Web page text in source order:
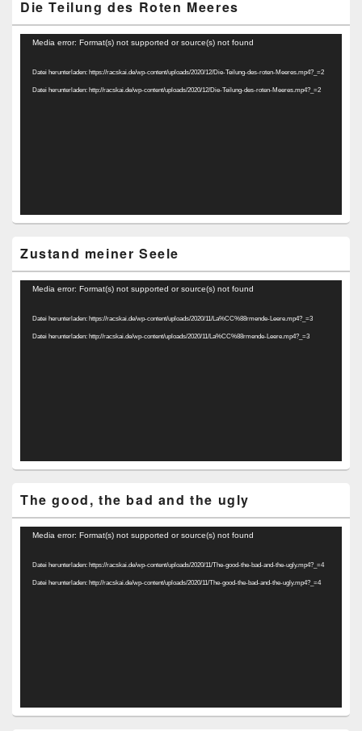
Die Teilung des Roten Meeres
Video-
Media error: Format(s) not supported or source(s) not found
Datei herunterladen: https://racskai.de/wp-content/uploads/2020/12/Die-Teilung-des-roten-Meeres.mp4?_=2
Datei herunterladen: http://racskai.de/wp-content/uploads/2020/12/Die-Teilung-des-roten-Meeres.mp4?_=2
Zustand meiner Seele
Video-
Media error: Format(s) not supported or source(s) not found
Datei herunterladen: https://racskai.de/wp-content/uploads/2020/11/La%CC%88rmende-Leere.mp4?_=3
Datei herunterladen: http://racskai.de/wp-content/uploads/2020/11/La%CC%88rmende-Leere.mp4?_=3
The good, the bad and the ugly
Video-
Media error: Format(s) not supported or source(s) not found
Datei herunterladen: https://racskai.de/wp-content/uploads/2020/11/The-good-the-bad-and-the-ugly.mp4?_=4
Datei herunterladen: http://racskai.de/wp-content/uploads/2020/11/The-good-the-bad-and-the-ugly.mp4?_=4